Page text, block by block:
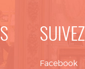
Facebook